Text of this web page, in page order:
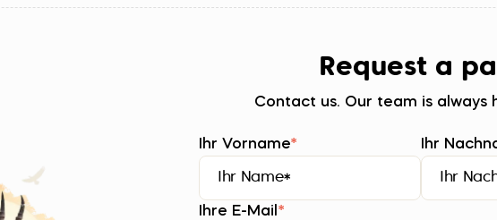
Request a
Contact us. Our team is always
Ihr Vorname* Ihr
Ihre E-Mail*